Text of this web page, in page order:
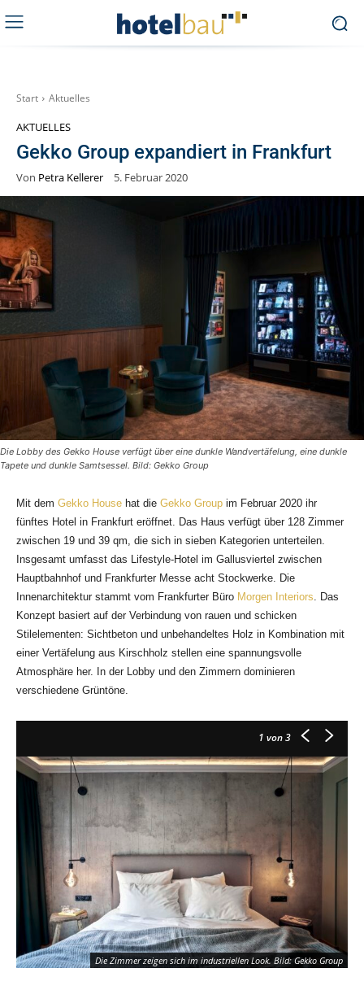
Start Aktuelles
AKTUELLES
Gekko Group expandiert in Frankfurt
Von Petra Kellerer 5. Februar 2020
Die Lobby des Gekko House verfügt über eine dunkle Wandvertäfelung, eine dunkle
Tapete und dunkle Samtsessel. Bild: Gekko Group
Mit dem Gekko House hat die Gekko Group im Februar 2020 ihr
fünftes Hotel in Frankfurt eröffnet. Das Haus verfügt über 128 Zimmer
zwischen 19 und 39 qm, die sich in sieben Kategorien unterteilen.
Insgesamt umfasst das Lifestyle-Hotel im Gallusviertel zwischen
Hauptbahnhof und Frankfurter Messe acht Stockwerke. Die
Innenarchitektur stammt vom Frankfurter Büro Morgen Interiors. Das
Konzept basiert auf der Verbindung von rauen und schicken
Stilelementen: Sichtbeton und unbehandeltes Holz in Kombination mit
einer Vertäfelung aus Kirschholz stellen eine spannungsvolle
Atmosphäre her. In der Lobby und den Zimmern dominieren
verschiedene Grüntöne.
1 von 3
Die Zimmer zeigen sich im industriellen Look. Bild: Gekko Group